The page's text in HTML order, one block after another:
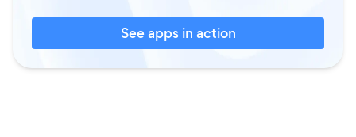
See apps in action